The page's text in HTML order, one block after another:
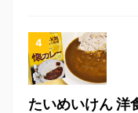
たいめいけん 洋